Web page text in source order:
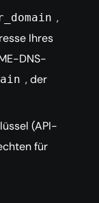
,
Ihres
DNS-
, der
(API-
für